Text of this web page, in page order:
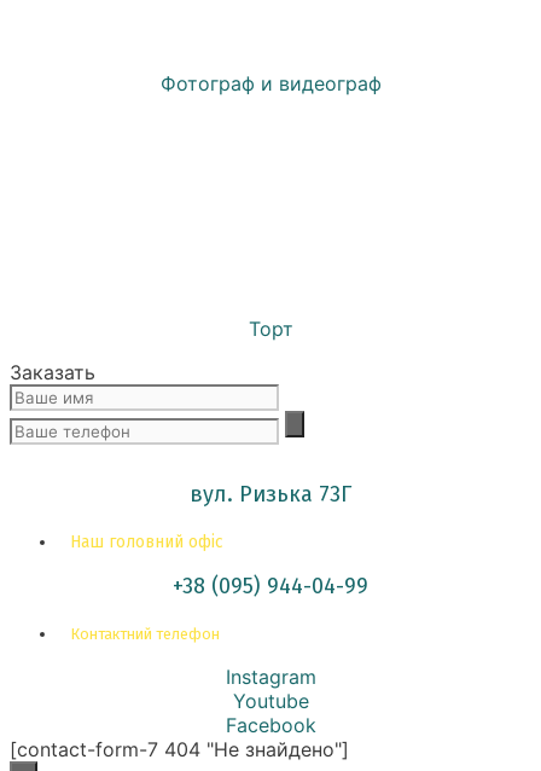
Фотограф и видеограф
Торт
Заказать
вул. Ризька 73Г
Наш головний офіс
+38 (095) 944-04-99
Контактний телефон
Instagram
Youtube
Facebook
[contact-form-7 404 "Не знайдено"]